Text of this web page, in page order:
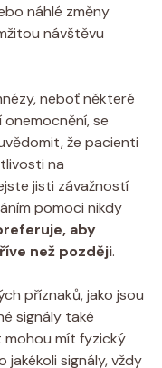
náhlé změny
návštěvu
neboť některé
se
že pacienti
na
jisti závažností
pomoci nikdy
aby
než později.
příznaků, jako jsou
signály také
mohou mít fyzický
signály, vždy